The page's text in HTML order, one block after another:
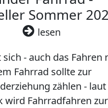
Sommer
lesen
sich - auch das Fahren
Fahrrad sollte zur
zählen - laut
wird Fahrradfahren zur